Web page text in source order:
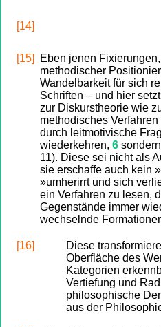
[14]
[15]
Eben jenen
methodischer
Wandelbarkeit für sich
Schriften – und hier
zur Diskurstheorie wie
methodisches
durch leitmotivische
wiederkehren, 6
11). Diese sei nicht als
sie erschaffe auch kein
»umherirrt und sich
ein Verfahren zu lesen,
Gegenstände immer
wechselnde
[16]
Diese
Oberfläche des
Kategorien
Vertiefung und
philosophische
aus der